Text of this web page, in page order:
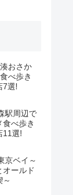
おさか
べ歩き
7選!
駅周辺で
食べ歩き
11選!
京ベイ～
オールド
～